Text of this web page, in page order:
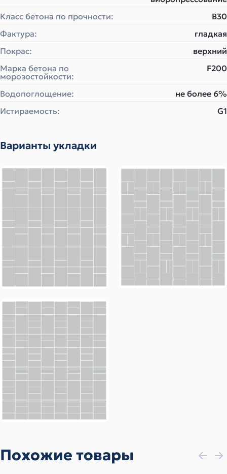
Класс бетона по прочности:
B30
Фактура:
гладкая
Покрас:
верхний
Марка бетона по
морозостойкости:
F200
Водопоглощение:
не более 6%
Истираемость:
G1
Варианты укладки
Похожие товары